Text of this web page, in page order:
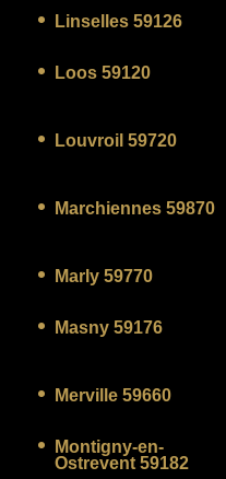
Linselles 59126
Loos 59120
Louvroil 59720
Marchiennes 59870
Marly 59770
Masny 59176
Merville 59660
Montigny-en-
Ostrevent 59182